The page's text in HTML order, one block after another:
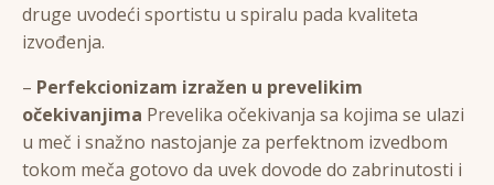
druge uvodeći sportistu u spiralu pada kvaliteta
izvođenja.
– Perfekcionizam izražen u prevelikim
očekivanjima Prevelika očekivanja sa kojima se ulazi
u meč i snažno nastojanje za perfektnom izvedbom
tokom meča gotovo da uvek dovode do zabrinutosti i